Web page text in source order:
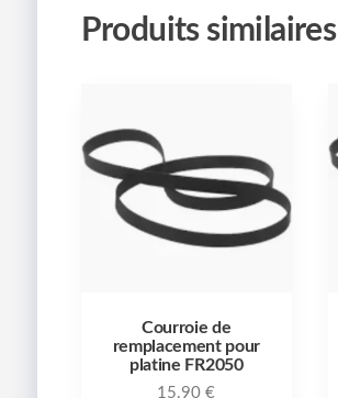
Produits similaires
Courroie de
remplacement pour
platine FR2050
15.90€